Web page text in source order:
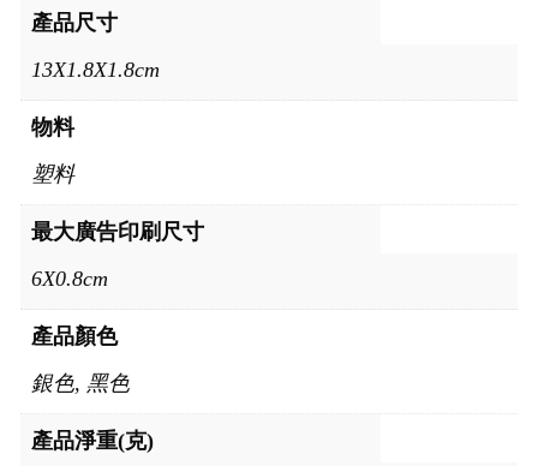
產品尺寸
13X1.8X1.8cm
物料
塑料
最大廣告印刷尺寸
6X0.8cm
產品顏色
銀色, 黑色
產品淨重(克)